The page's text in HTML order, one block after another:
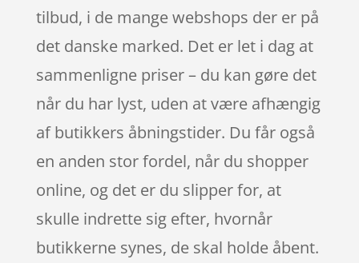
tilbud, i de mange webshops der er på
det danske marked. Det er let i dag at
sammenligne priser – du kan gøre det
når du har lyst, uden at være afhængig
af butikkers åbningstider. Du får også
en anden stor fordel, når du shopper
online, og det er du slipper for, at
skulle indrette sig efter, hvornår
butikkerne synes, de skal holde åbent.